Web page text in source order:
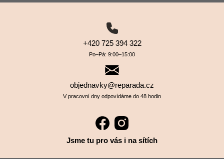
+420 725 394 322
Po–⁠⁠⁠⁠⁠⁠Pá: 9:00–⁠⁠⁠⁠⁠⁠15:00
objednavky@reparada.cz
V pracovní dny odpovídáme do 48 hodin
Jsme tu pro vás i na sítích